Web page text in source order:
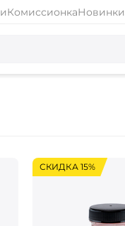
КомиссионкаНовинки
СКИДКА 15%